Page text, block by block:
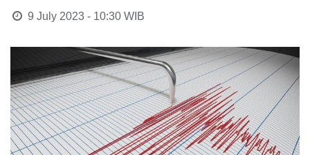
9 July 2023 - 10:30WIB